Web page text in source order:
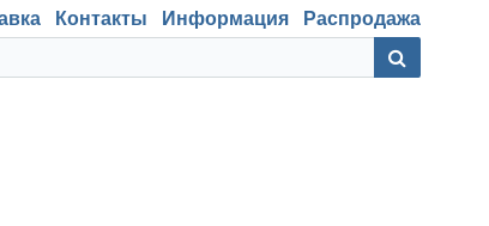
Контакты Информация Распродажа